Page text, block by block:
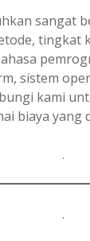
sangat
tingkat
sistem
kami
biaya yang
.
.